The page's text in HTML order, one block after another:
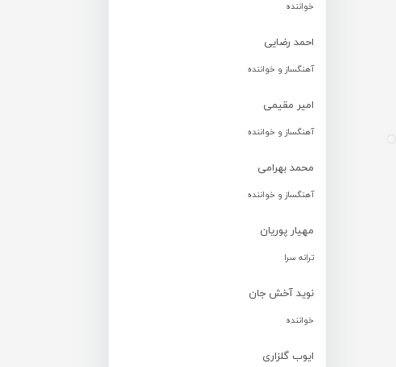
خواننده
احمد رضایی
آهنگساز و خواننده
امیر مقیمی
آهنگساز و خواننده
محمد بهرامی
آهنگساز و خواننده
مهیار پوریان
ترانه سرا
نوید آخش جان
خواننده
ایوب گلزاری